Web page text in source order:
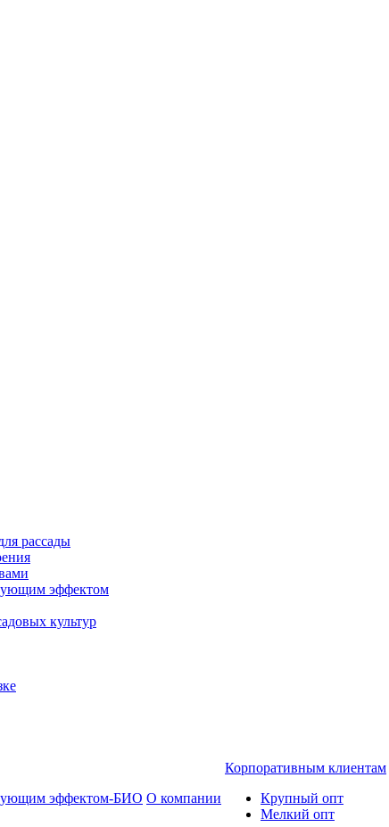
рассады
эффектом
культур
эффектом-БИО О компании
Корпоративным клиентам
Крупный опт
Мелкий опт